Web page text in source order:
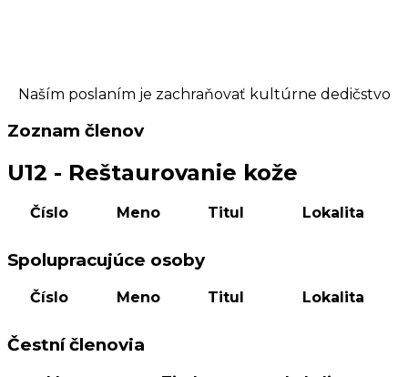
Naším poslaním je zachraňovať kultúrne dedičstvo
Zoznam členov
U12 - Reštaurovanie kože
Číslo Meno Titul Lokalita
Spolupracujúce osoby
Číslo Meno Titul Lokalita
Čestní členovia